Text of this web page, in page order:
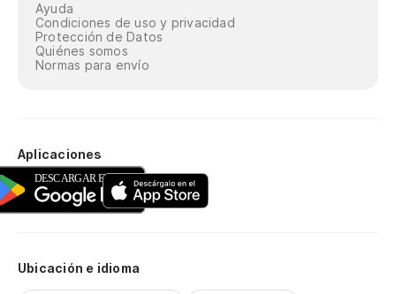
Ayuda
Condiciones de uso y privacidad
Protección de Datos
Quiénes somos
Normas para envío
Aplicaciones
Ubicación e idioma